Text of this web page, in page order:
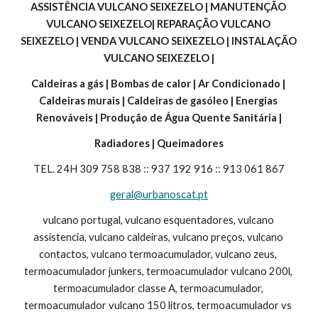
ASSISTÊNCIA VULCANO SEIXEZELO | MANUTENÇÃO
VULCANO SEIXEZELO| REPARAÇÃO VULCANO
SEIXEZELO | VENDA VULCANO SEIXEZELO | INSTALAÇÃO
VULCANO SEIXEZELO |
Caldeiras a gás | Bombas de calor | Ar Condicionado |
Caldeiras murais | Caldeiras de gasóleo | Energias
Renováveis | Produção de Água Quente Sanitária |
Radiadores | Queimadores
TEL. 24H 309 758 838 :: 937 192 916 :: 913 061 867
geral@urbanoscat.pt
vulcano portugal, vulcano esquentadores, vulcano
assistencia, vulcano caldeiras, vulcano preços, vulcano
contactos, vulcano termoacumulador, vulcano zeus,
termoacumulador junkers, termoacumulador vulcano 200l,
termoacumulador classe A, termoacumulador,
termoacumulador vulcano 150 litros, termoacumulador vs